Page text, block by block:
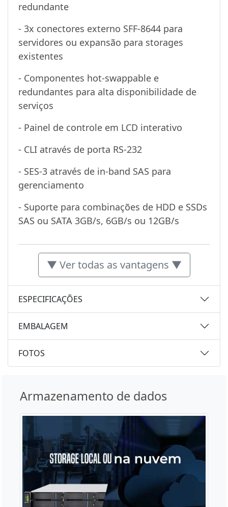
redundante
- 3x conectores externo SFF-8644 para
servidores ou expansão para storages
existentes
- Componentes hot-swappable e
redundantes para alta disponibilidade de
serviços
- Painel de controle em LCD interativo
- CLI através de porta RS-232
- SES-3 através de in-band SAS para
gerenciamento
- Suporte para combinações de HDD e SSDs
SAS ou SATA 3GB/s, 6GB/s ou 12GB/s
▼ Ver todas as vantagens ▼
ESPECIFICAÇÕES
EMBALAGEM
FOTOS
Armazenamento de dados